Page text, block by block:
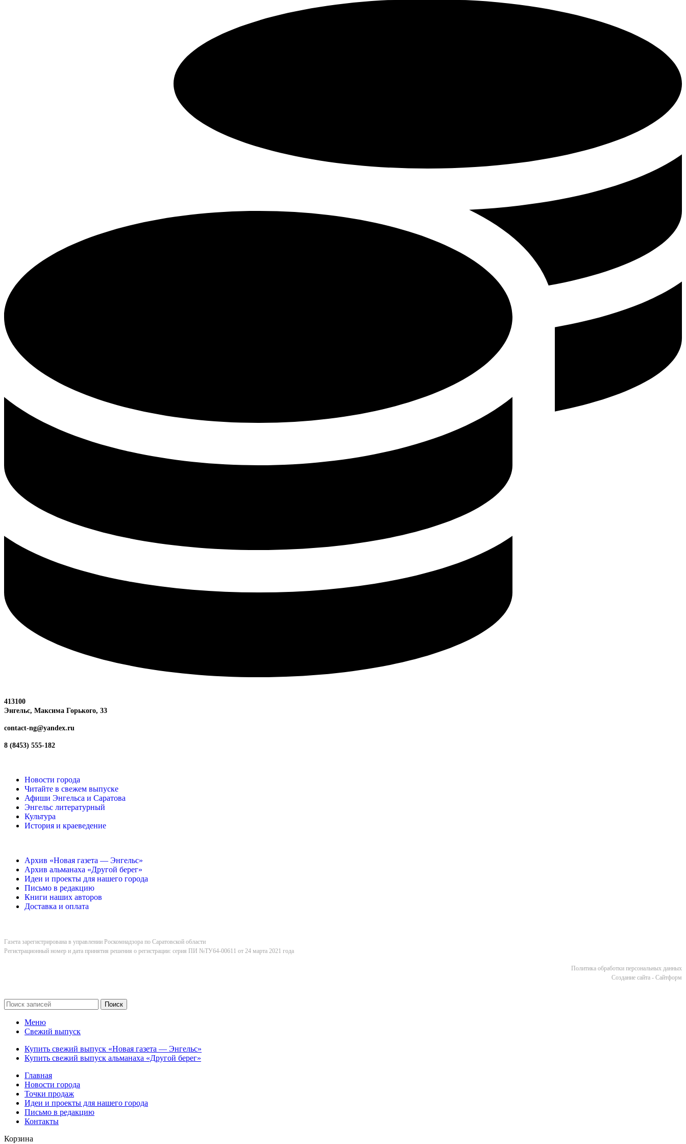
413100
Энгельс, Максима Горького, 33
contact-ng@yandex.ru
8 (8453) 555-182
Новости города
Читайте в свежем выпуске
Афиши Энгельса и Саратова
Энгельс литературный
Культура
История и краеведение
Архив «Новая газета — Энгельс»
Архив альманаха «Другой берег»
Идеи и проекты для нашего города
Письмо в редакцию
Книги наших авторов
Доставка и оплата
Газета зарегистрирована в управлении Роскомнадзора по Саратовской области
Регистрационный номер и дата принятия решения о регистрации: серия ПИ №ТУ64-00611 от 24 марта 2021 года
Политика обработки персональных данных
Cоздание сайта - Сайтформ
Поиск
Меню
Свежий выпуск
Купить свежий выпуск «Новая газета — Энгельс»
Купить свежий выпуск альманаха «Другой берег»
Главная
Новости города
Точки продаж
Идеи и проекты для нашего города
Письмо в редакцию
Контакты
Корзина